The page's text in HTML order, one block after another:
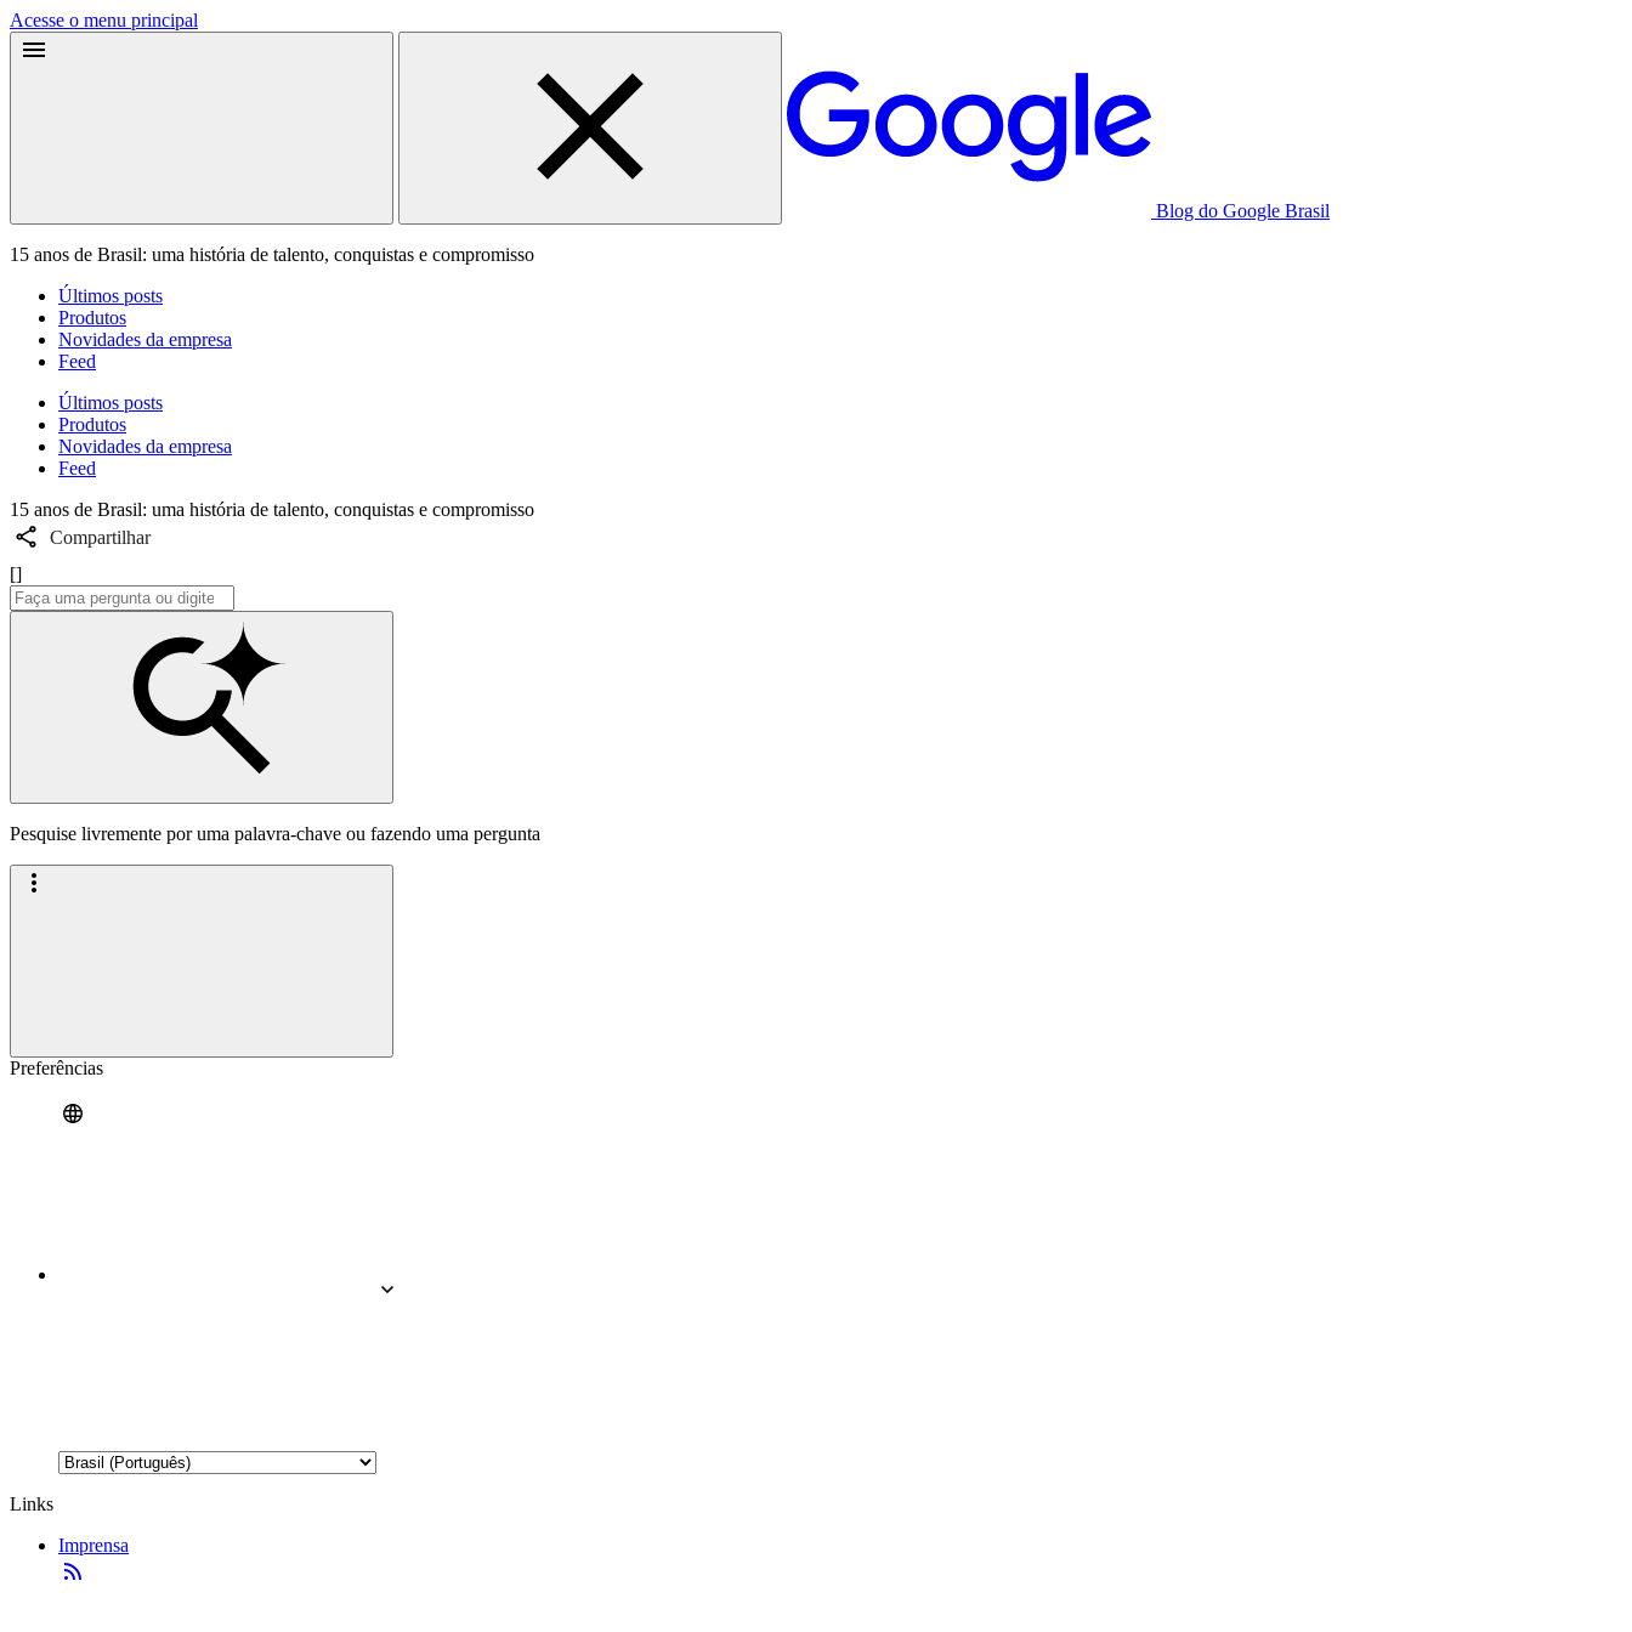
Acesse o menu principal
Blog do Google Brasil
15 anos de Brasil: uma história de talento, conquistas e compromisso
Últimos posts
Produtos
Novidades da empresa
Feed
Últimos posts
Produtos
Novidades da empresa
Feed
15 anos de Brasil: uma história de talento, conquistas e compromisso
Compartilhar
[]
Pesquise livremente por uma palavra-chave ou fazendo uma pergunta
Preferências
Links
Imprensa